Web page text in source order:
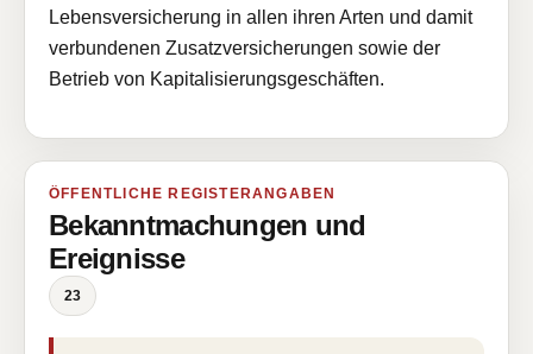
Lebensversicherung in allen ihren Arten und damit
verbundenen Zusatzversicherungen sowie der
Betrieb von Kapitalisierungsgeschäften.
ÖFFENTLICHE REGISTERANGABEN
Bekanntmachungen und
Ereignisse
23